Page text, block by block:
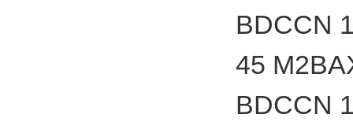
BDCCN
45
BDCCN